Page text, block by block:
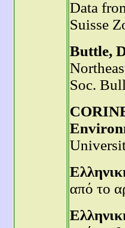
Data
Suisse
Buttle,
Soc.
από το